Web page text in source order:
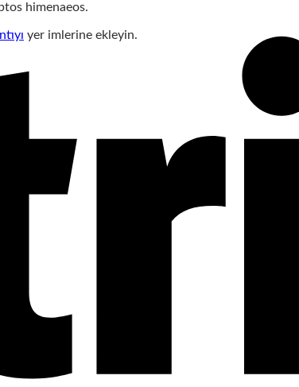
himenaeos.
yer imlerine ekleyin.